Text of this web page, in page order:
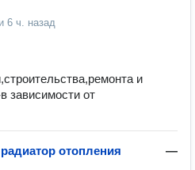
6 ч. назад
и
зависимости от
отопления —